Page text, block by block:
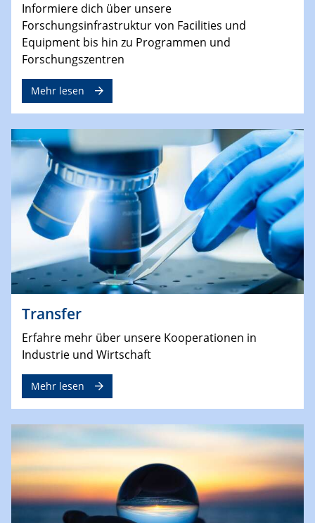
Informiere dich über unsere
Forschungsinfrastruktur von Facilities und
Equipment bis hin zu Programmen und
Forschungszentren
Mehr lesen
Transfer
Erfahre mehr über unsere Kooperationen in
Industrie und Wirtschaft
Mehr lesen